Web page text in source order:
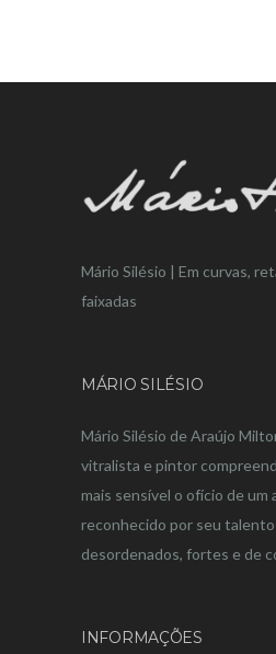
Mário Silésio | Em curvas,
faixadas
MÁRIO SILÉSIO
Mário Silésio de Araújo
vitralista e pintor
mais sensível o ofício de um
reconhecido por seu
desordenados, fortes e de
INFORMAÇÕES